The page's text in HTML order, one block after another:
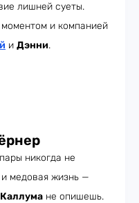
лишней суеты.
и компанией
и Дэнни.
никогда не
и медовая жизнь —
Каллума не опишешь.